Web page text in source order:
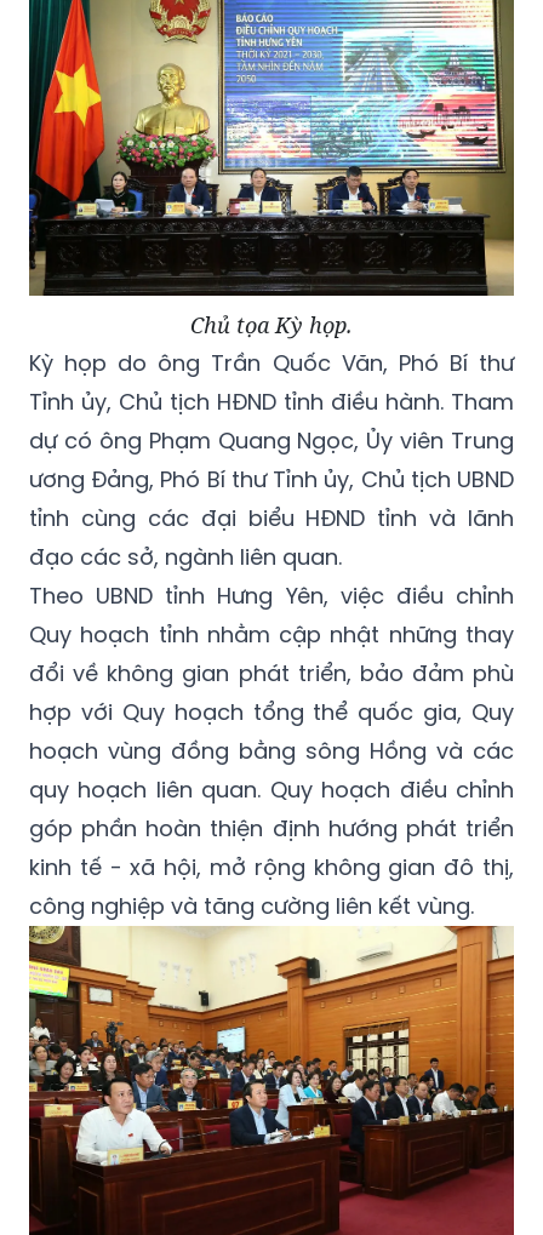
Chủ tọa Kỳ họp.
Kỳ họp do ông Trần Quốc Văn, Phó Bí thư
Tỉnh ủy, Chủ tịch HĐND tỉnh điều hành. Tham
dự có ông Phạm Quang Ngọc, Ủy viên Trung
ương Đảng, Phó Bí thư Tỉnh ủy, Chủ tịch UBND
tỉnh cùng các đại biểu HĐND tỉnh và lãnh
đạo các sở, ngành liên quan.
Theo UBND tỉnh Hưng Yên, việc điều chỉnh
Quy hoạch tỉnh nhằm cập nhật những thay
đổi về không gian phát triển, bảo đảm phù
hợp với Quy hoạch tổng thể quốc gia, Quy
hoạch vùng đồng bằng sông Hồng và các
quy hoạch liên quan. Quy hoạch điều chỉnh
góp phần hoàn thiện định hướng phát triển
kinh tế - xã hội, mở rộng không gian đô thị,
công nghiệp và tăng cường liên kết vùng.